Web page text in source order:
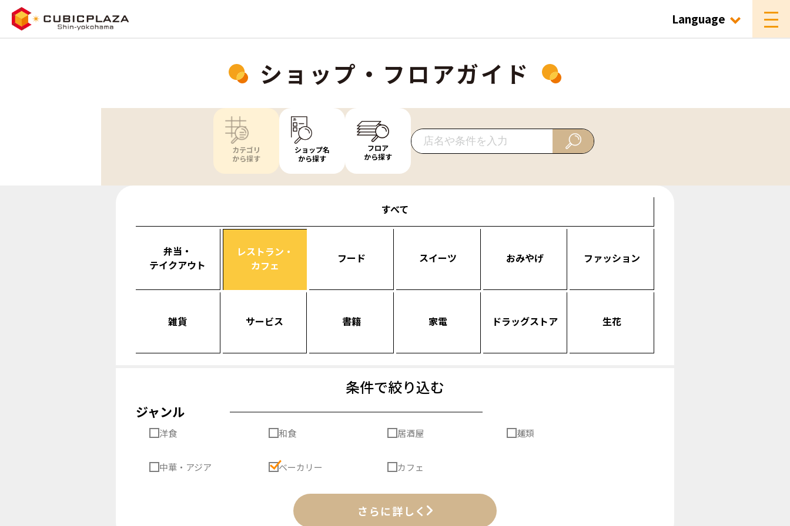
Language
ショップ・フロアガイド
カテゴリ
から探す
ショップ名
から探す
フロア
から探す
すべて
弁当・
テイクアウト
レストラン・
カフェ
フード スイーツ おみやげ ファッション
雑貨 サービス 書籍 家電 ドラッグストア 生花
条件で絞り込む
ジャンル
洋食 和食 居酒屋 麺類
中華・アジア ベーカリー カフェ
さらに詳しく